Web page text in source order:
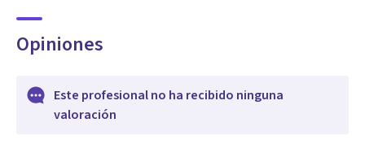
Opiniones
Este profesional no ha recibido ninguna
valoración